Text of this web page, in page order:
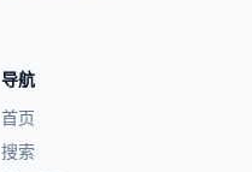
导航
首页
搜索